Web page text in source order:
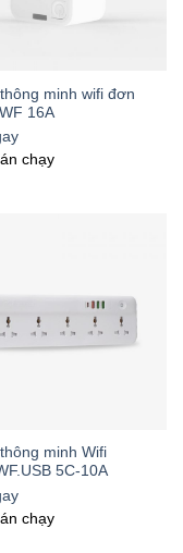
minh wifi đơn
16A
chạy
minh Wifi
5C-10A
chạy